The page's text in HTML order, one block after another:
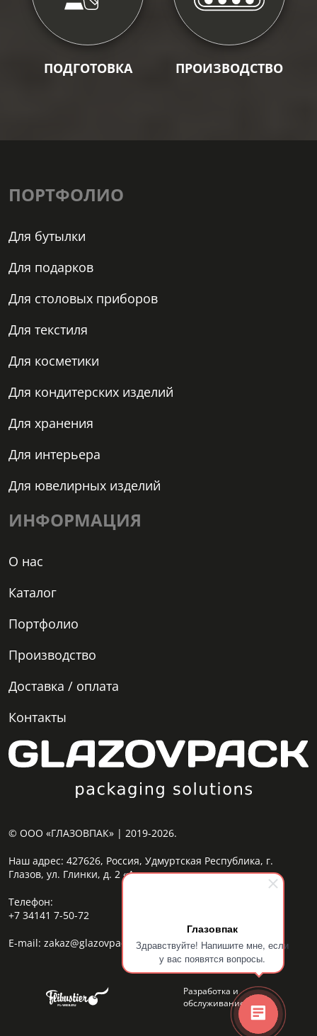
Глазовпак
Здравствуйте! Напишите мне, если
у вас появятся вопросы.
ПОДГОТОВКА ПРОИЗВОДСТВО
© ООО «ГЛАЗОВПАК» | 2019-2026.
Наш адрес: 427626, Россия, Удмуртская Республика, г.
Глазов, ул. Глинки, д. 2 «А»
Телефон:
+7 34141 7-50-72
E-mail: zakaz@glazovpack.com
Разработка и
обслуживание сайта
ПОРТФОЛИО
Для бутылки
Для подарков
Для столовых приборов
Для текстиля
Для косметики
Для кондитерских изделий
Для хранения
Для интерьера
Для ювелирных изделий
ИНФОРМАЦИЯ
О нас
Каталог
Портфолио
Производство
Доставка / оплата
Контакты